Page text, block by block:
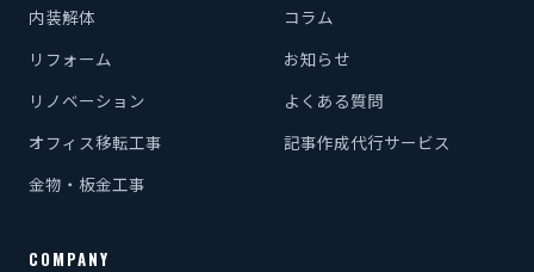
内装解体
リフォーム
リノベーション
オフィス移転工事
金物・板金工事
コラム
お知らせ
よくある質問
記事作成代行サービス
COMPANY